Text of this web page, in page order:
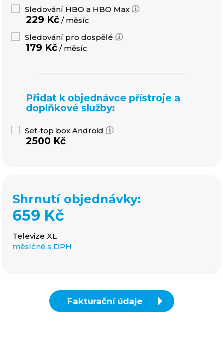
Sledování HBO a HBO Max
229 Kč/ měsíc
Sledování pro dospělé
179 Kč/ měsíc
Přidat k objednávce přístroje a
doplňkové služby:
Set-top box Android
2500 Kč
Shrnutí objednávky:
659 Kč
Televize XL
měsíčně s DPH
Fakturační údaje